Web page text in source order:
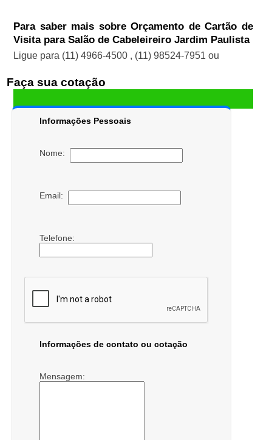
Para saber mais sobre Orçamento de Cartão de
Visita para Salão de Cabeleireiro Jardim Paulista
Ligue para (11) 4966-4500 , (11) 98524-7951 ou
Faça sua cotação
Informações Pessoais
Nome:
Email:
Telefone:
Informações de contato ou cotação
Mensagem: